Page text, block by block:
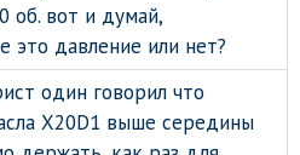
об. вот и думай,
это давление или нет?
один говорил что
X20D1 выше середины